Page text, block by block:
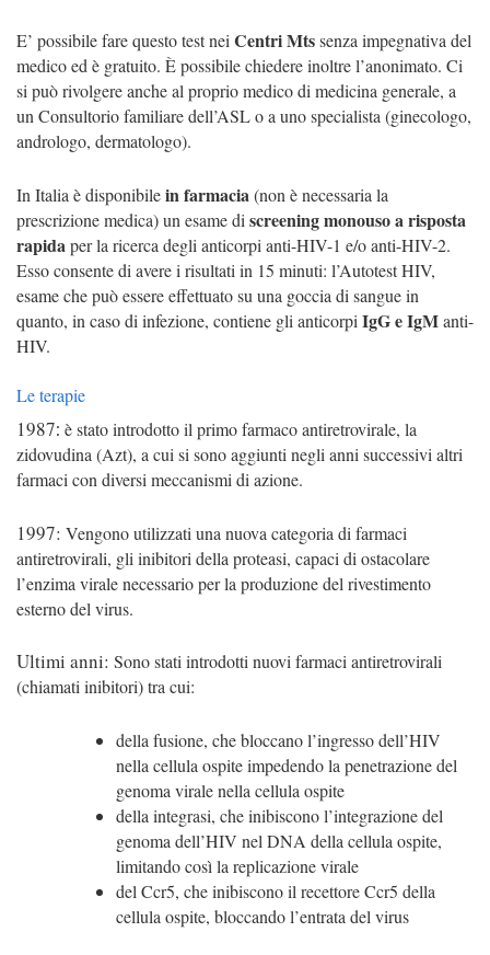
E’ possibile fare questo test nei Centri Mtssenza impegnativa del
medico ed è gratuito. È possibile chiedere inoltre l’anonimato. Ci
si può rivolgere anche al proprio medicodi medicina generale, a
un Consultorio familiare dell’ASL o a uno specialista (ginecologo,
andrologo, dermatologo).
In Italia è disponibilein farmacia (non è necessaria la
prescrizione medica) un esamedi screening monouso a risposta
rapida per la ricerca degli anticorpi anti-HIV-1 e/o anti-HIV-2.
Esso consente di avere i risultati in 15 minuti: l’Autotest HIV,
esame che può essere effettuato su una goccia di sangue in
quanto, in caso di infezione, contiene gli anticorpi IgG e IgManti-
HIV.
Le terapie
1987: è stato introdotto il primo farmaco antiretrovirale, la
zidovudina (Azt), a cui si sono aggiunti negli anni successivi altri
farmaci con diversi meccanismi di azione.
1997: Vengono utilizzati una nuova categoria di farmaci
antiretrovirali, gli inibitori della proteasi, capaci di ostacolare
l’enzima virale necessario per la produzione del rivestimento
esterno del virus.
Ultimi anni: Sono stati introdotti nuovi farmaci antiretrovirali
(chiamati inibitori) tra cui:
della fusione, che bloccano l’ingresso dell’HIV
nella cellula ospite impedendo la penetrazione del
genoma virale nella cellula ospite
della integrasi, che inibiscono l’integrazione del
genoma dell’HIV nel DNA della cellula ospite,
limitando così la replicazione virale
del Ccr5, che inibiscono il recettore Ccr5 della
cellula ospite, bloccando l’entrata del virus